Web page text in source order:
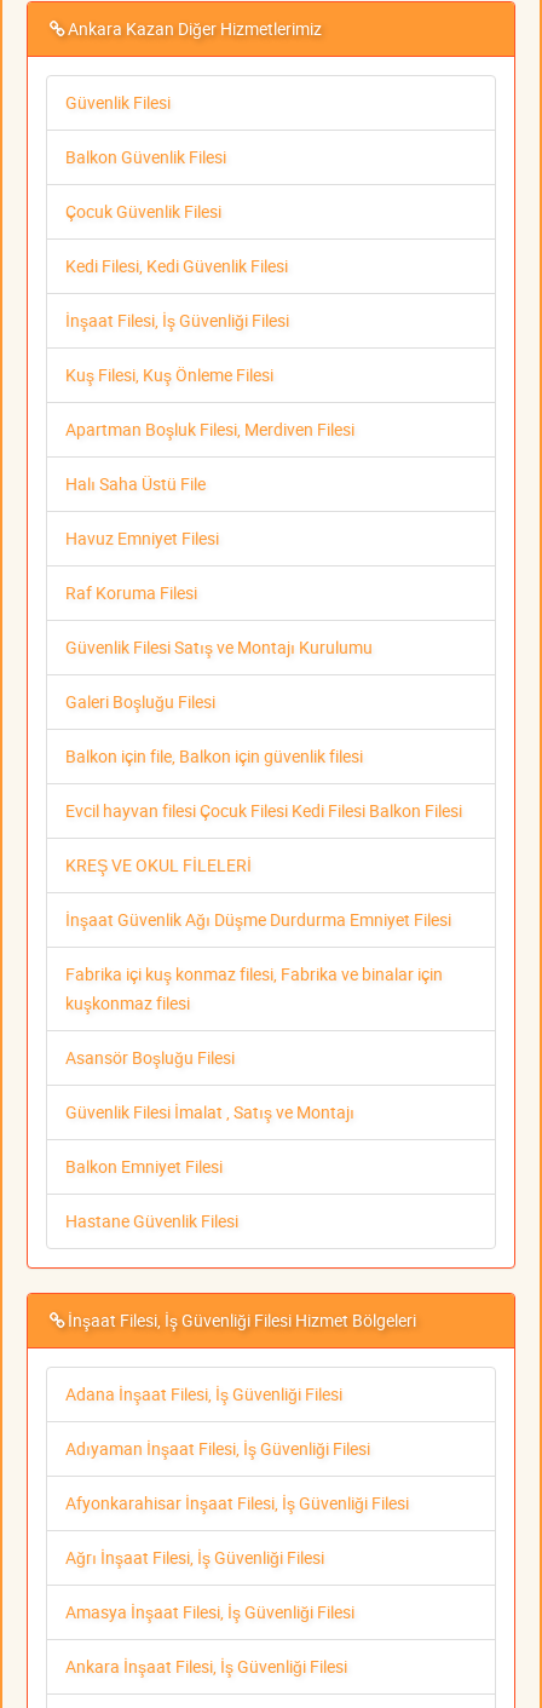
Ankara Kazan Diğer Hizmetlerimiz
Güvenlik Filesi
Balkon Güvenlik Filesi
Çocuk Güvenlik Filesi
Kedi Filesi, Kedi Güvenlik Filesi
İnşaat Filesi, İş Güvenliği Filesi
Kuş Filesi, Kuş Önleme Filesi
Apartman Boşluk Filesi, Merdiven Filesi
Halı Saha Üstü File
Havuz Emniyet Filesi
Raf Koruma Filesi
Güvenlik Filesi Satış ve Montajı Kurulumu
Galeri Boşluğu Filesi
Balkon için file, Balkon için güvenlik filesi
Evcil hayvan filesi Çocuk Filesi Kedi Filesi Balkon Filesi
KREŞ VE OKUL FİLELERİ
İnşaat Güvenlik Ağı Düşme Durdurma Emniyet Filesi
Fabrika içi kuş konmaz filesi, Fabrika ve binalar için
kuşkonmaz filesi
Asansör Boşluğu Filesi
Güvenlik Filesi İmalat , Satış ve Montajı
Balkon Emniyet Filesi
Hastane Güvenlik Filesi
İnşaat Filesi, İş Güvenliği Filesi Hizmet Bölgeleri
Adana İnşaat Filesi, İş Güvenliği Filesi
Adıyaman İnşaat Filesi, İş Güvenliği Filesi
Afyonkarahisar İnşaat Filesi, İş Güvenliği Filesi
Ağrı İnşaat Filesi, İş Güvenliği Filesi
Amasya İnşaat Filesi, İş Güvenliği Filesi
Ankara İnşaat Filesi, İş Güvenliği Filesi